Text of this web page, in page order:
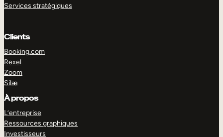
Services stratégiques
Clients
Booking.com
Rexel
Zoom
Silæ
À propos
L’entreprise
Ressources graphiques
Investisseurs